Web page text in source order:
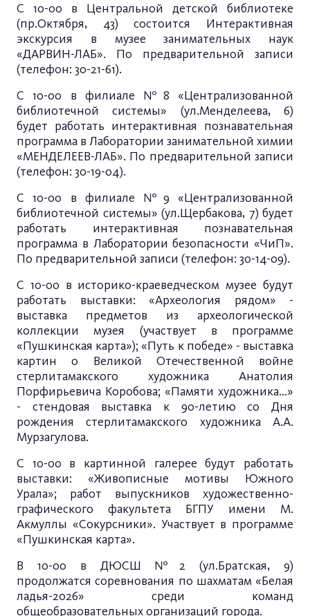
С 10-00 в Центральной детской библиотеке
(пр.Октября, 43) состоится Интерактивная
экскурсия в музее занимательных наук
«ДАРВИН-ЛАБ». По предварительной записи
(телефон: 30-21-61).
С 10-00 в филиале №8 «Централизованной
библиотечной системы» (ул.Менделеева, 6)
будет работать интерактивная познавательная
программа в Лаборатории занимательной химии
«МЕНДЕЛЕЕВ-ЛАБ». По предварительной записи
(телефон: 30-19-04).
С 10-00 в филиале №9 «Централизованной
библиотечной системы» (ул.Щербакова, 7) будет
работать интерактивная познавательная
программа в Лаборатории безопасности «ЧиП».
По предварительной записи (телефон: 30-14-09).
С 10-00 в историко-краеведческом музее будут
работать выставки: «Археология рядом» -
выставка предметов из археологической
коллекции музея (участвует в программе
«Пушкинская карта»); «Путь к победе» - выставка
картин о Великой Отечественной войне
стерлитамакского художника Анатолия
Порфирьевича Коробова; «Памяти художника…»
- стендовая выставка к 90-летию со Дня
рождения стерлитамакского художника А.А.
Мурзагулова.
С 10-00 в картинной галерее будут работать
выставки: «Живописные мотивы Южного
Урала»; работ выпускников художественно-
графического факультета БГПУ имени М.
Акмуллы «Сокурсники». Участвует в программе
«Пушкинская карта».
В 10-00 в ДЮСШ №2 (ул.Братская, 9)
продолжатся соревнования по шахматам «Белая
ладья-2026» среди команд
общеобразовательных организаций города.